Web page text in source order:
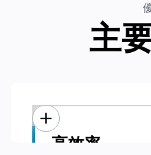
主
高效率
高效率